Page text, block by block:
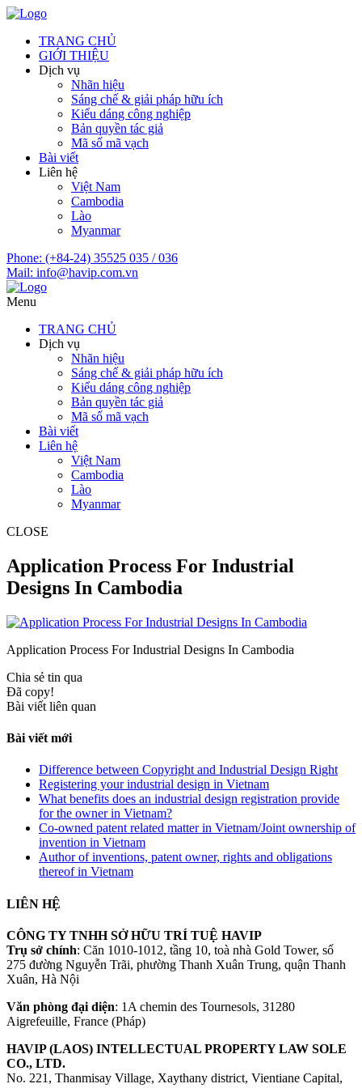
TRANG CHỦ
GIỚI THIỆU
Dịch vụ
Nhãn hiệu
Sáng chế & giải pháp hữu ích
Kiểu dáng công nghiệp
Bản quyền tác giả
Mã số mã vạch
Bài viết
Liên hệ
Việt Nam
Cambodia
Lào
Myanmar
Phone: (+84-24) 35525 035 / 036
Mail: info@havip.com.vn
Menu
TRANG CHỦ
Dịch vụ
Nhãn hiệu
Sáng chế & giải pháp hữu ích
Kiểu dáng công nghiệp
Bản quyền tác giả
Mã số mã vạch
Bài viết
Liên hệ
Việt Nam
Cambodia
Lào
Myanmar
CLOSE
Application Process For Industrial
Designs In Cambodia
Application Process For Industrial Designs In Cambodia
Chia sẻ tin qua
Đã copy!
Bài viết liên quan
Bài viết mới
Difference between Copyright and Industrial Design Right
Registering your industrial design in Vietnam
What benefits does an industrial design registration provide
for the owner in Vietnam?
Co-owned patent related matter in Vietnam/Joint ownership of
invention in Vietnam
Author of inventions, patent owner, rights and obligations
thereof in Vietnam
LIÊN HỆ
CÔNG TY TNHH SỞ HỮU TRÍ TUỆ HAVIP
Trụ sở chính: Căn 1010-1012, tầng 10, toà nhà Gold Tower, số
275 đường Nguyễn Trãi, phường Thanh Xuân Trung, quận Thanh
Xuân, Hà Nội
Văn phòng đại diện: 1A chemin des Tournesols, 31280
Aigrefeuille, France (Pháp)
HAVIP (LAOS) INTELLECTUAL PROPERTY LAW SOLE
CO., LTD.
No. 221, Thanmisay Village, Xaythany district, Vientiane Capital,